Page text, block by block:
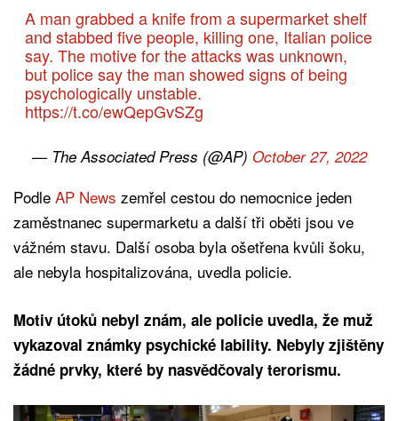
A man grabbed a knife from a supermarket shelf
and stabbed five people, killing one, Italian police
say. The motive for the attacks was unknown,
but police say the man showed signs of being
psychologically unstable.
https://t.co/ewQepGvSZg
— The Associated Press (@AP) October 27, 2022
Podle AP News zemřel cestou do nemocnice jeden
zaměstnanec supermarketu a další tři oběti jsou ve
vážném stavu. Další osoba byla ošetřena kvůli šoku,
ale nebyla hospitalizována, uvedla policie.
Motiv útoků nebyl znám, ale policie uvedla, že muž
vykazoval známky psychické lability. Nebyly zjištěny
žádné prvky, které by nasvědčovaly terorismu.